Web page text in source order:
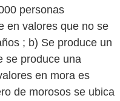
personas
en valores que no se
; b) Se produce un
se produce una
en mora es
de morosos se ubica